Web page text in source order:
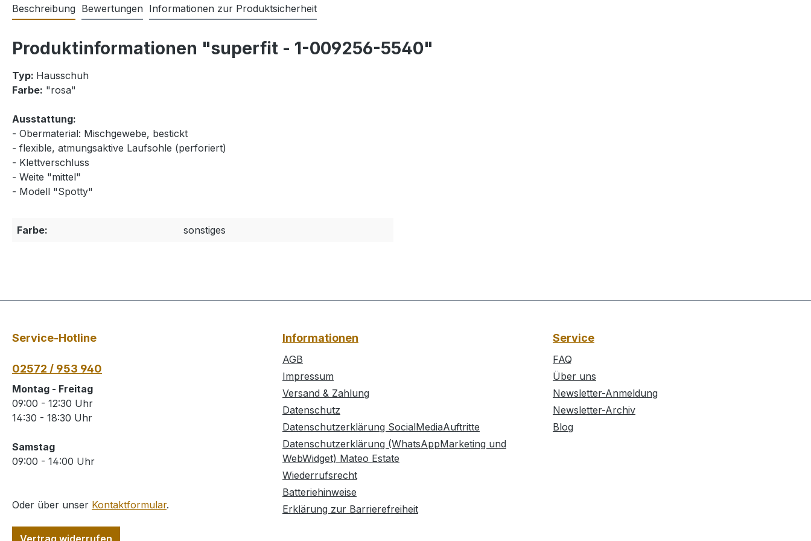
Beschreibung Bewertungen Informationen zur Produktsicherheit
Produktinformationen "superfit - 1-009256-5540"
Typ: Hausschuh
Farbe: "rosa"
Ausstattung:
- Obermaterial: Mischgewebe, bestickt
- flexible, atmungsaktive Laufsohle (perforiert)
- Klettverschluss
- Weite "mittel"
- Modell "Spotty"
Farbe: sonstiges
Service-Hotline
02572 / 953 940
Montag - Freitag
09:00 - 12:30 Uhr
14:30 - 18:30 Uhr
Samstag
09:00 - 14:00 Uhr
Oder über unser Kontaktformular.
Informationen
AGB
Impressum
Versand & Zahlung
Datenschutz
Datenschutzerklärung SocialMediaAuftritte
Datenschutzerklärung (WhatsAppMarketing und
WebWidget) Mateo Estate
Wiederrufsrecht
Batteriehinweise
Erklärung zur Barrierefreiheit
Service
FAQ
Über uns
Newsletter-Anmeldung
Newsletter-Archiv
Blog